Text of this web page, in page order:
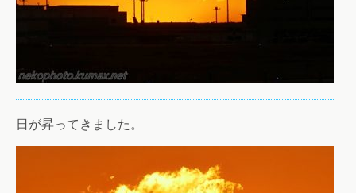
日が昇ってきました。